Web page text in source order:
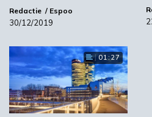
UPM Biofuels produceert
BioVerno. Dit wordt
SABIC om hernieuwbaar
volgens de TRUCIRCLE ™
TRUCIRCLE ™ bevat
hernieuwbare producten,
Redactie Espoo
30/12/2019
01:27